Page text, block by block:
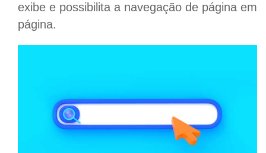
exibe e possibilita a navegação de página em
página.